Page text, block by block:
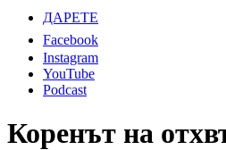
ДАРЕТЕ
Facebook
Instagram
YouTube
Podcast
Коренът на